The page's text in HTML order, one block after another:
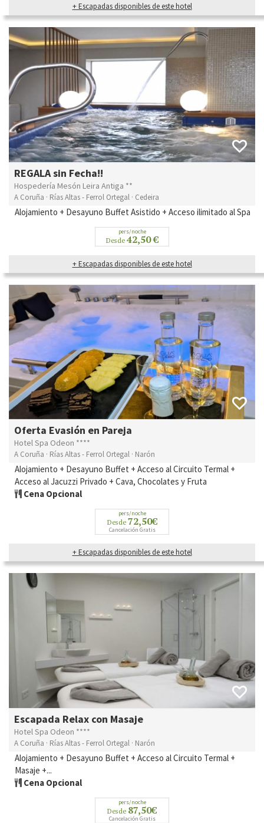
+ Escapadas disponibles de este hotel
REGALA sin Fecha!!
Hospedería Mesón Leira Antiga **
A Coruña · Rías Altas - Ferrol Ortegal · Cedeira
Alojamiento + Desayuno Buffet Asistido + Acceso ilimitado al Spa
pers/noche
Desde 42,50 €
+ Escapadas disponibles de este hotel
Oferta Evasión en Pareja
Hotel Spa Odeon ****
A Coruña · Rías Altas - Ferrol Ortegal · Narón
Alojamiento + Desayuno Buffet + Acceso al Circuito Termal +
Acceso al Jacuzzi Privado + Cava, Chocolates y Fruta
Cena Opcional
pers/noche
Desde 72,50€
Cancelación Gratis
+ Escapadas disponibles de este hotel
Escapada Relax con Masaje
Hotel Spa Odeon ****
A Coruña · Rías Altas - Ferrol Ortegal · Narón
Alojamiento + Desayuno Buffet + Acceso al Circuito Termal +
Masaje +...
Cena Opcional
pers/noche
Desde 87,50€
Cancelación Gratis